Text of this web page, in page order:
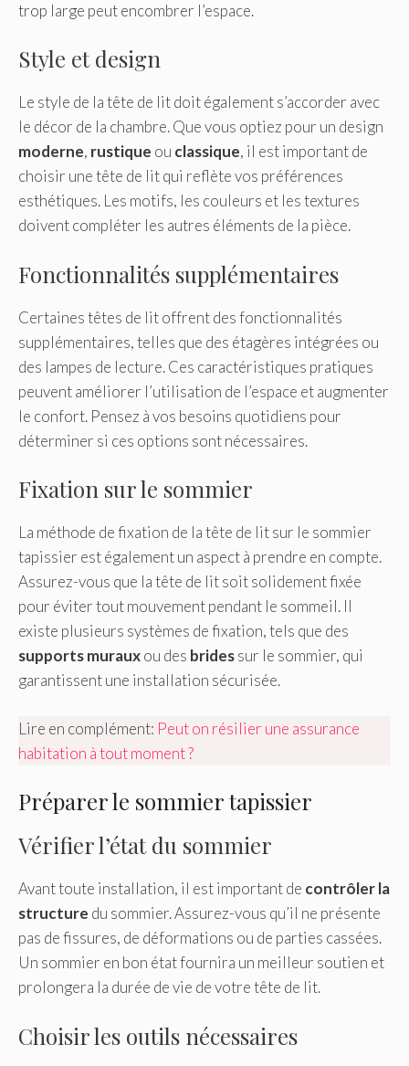
trop large peut encombrer l’espace.
Style et design
Le style de la tête de lit doit également s’accorder avec
le décor de la chambre. Que vous optiez pour un design
moderne, rustique ou classique, il est important de
choisir une tête de lit qui reflète vos préférences
esthétiques. Les motifs, les couleurs et les textures
doivent compléter les autres éléments de la pièce.
Fonctionnalités supplémentaires
Certaines têtes de lit offrent des fonctionnalités
supplémentaires, telles que des étagères intégrées ou
des lampes de lecture. Ces caractéristiques pratiques
peuvent améliorer l’utilisation de l’espace et augmenter
le confort. Pensez à vos besoins quotidiens pour
déterminer si ces options sont nécessaires.
Fixation sur le sommier
La méthode de fixation de la tête de lit sur le sommier
tapissier est également un aspect à prendre en compte.
Assurez-vous que la tête de lit soit solidement fixée
pour éviter tout mouvement pendant le sommeil. Il
existe plusieurs systèmes de fixation, tels que des
supports murauxou des bridessur le sommier, qui
garantissent une installation sécurisée.
Lire en complément: Peut on résilier une assurance
habitation à tout moment ?
Préparer le sommier tapissier
Vérifier l’état du sommier
Avant toute installation, il est important de contrôler la
structure du sommier. Assurez-vous qu’il ne présente
pas de fissures, de déformations ou de parties cassées.
Un sommier en bon état fournira un meilleur soutien et
prolongera la durée de vie de votre tête de lit.
Choisir les outils nécessaires